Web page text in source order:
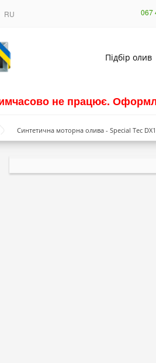
RU 067
Підбір олив
не працює.
Синтетична моторна олива - Special Tec